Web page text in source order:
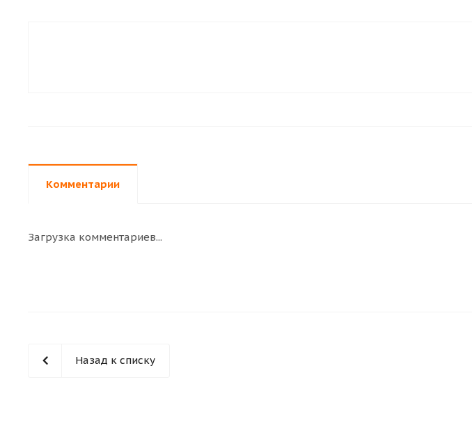
Комментарии
Загрузка комментариев...
Назад к списку